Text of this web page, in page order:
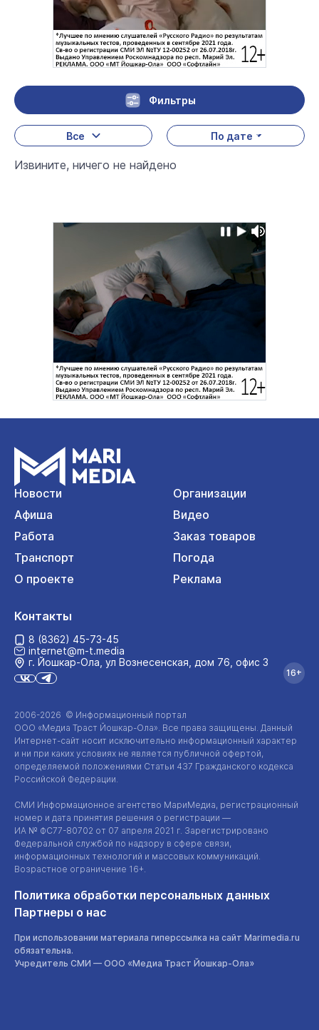
Фильтры
Все По дате
Извините, ничего не найдено
Новости
Организации
Афиша
Видео
Работа
Заказ товаров
Транспорт
Погода
О проекте
Реклама
2006-2026 © Информационный портал
ООО «Медиа Траст Йошкар-Ола». Все права защищены. Данный
Интернет-сайт носит исключительно информационный характер
и ни при каких условиях не является публичной офертой,
определяемой положениями Статьи 437 Гражданского кодекса
Российской Федерации.
СМИ Информационное агентство МариМедиа, регистрационный
номер и дата принятия решения о регистрации —
ИА № ФС77-80702 от 07 апреля 2021 г. Зарегистрировано
Федеральной службой по надзору в сфере связи,
информационных технологий и массовых коммуникаций.
Возрастное ограничение 16+.
Политика обработки персональных данных
Партнеры о нас
При использовании материала гиперссылка на сайт Marimedia.ru
обязательна.
Учредитель СМИ — ООО «Медиа Траст Йошкар-Ола»
Контакты
8 (8362) 45-73-45
internet@m-t.media
г. Йошкар‑Ола, ул Вознесенская, дом 76, офис 3
16+